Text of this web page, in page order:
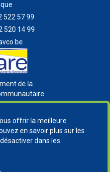
522 57 99
520 14 99
de la
offrir la meilleure
en savoir plus sur les
dans les